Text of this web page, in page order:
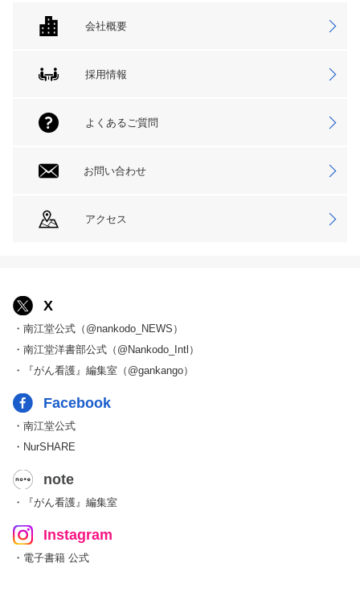
会社概要
採用情報
よくあるご質問
お問い合わせ
アクセス
X
・南江堂公式（@nankodo_NEWS）
・南江堂洋書部公式（@Nankodo_Intl）
・『がん看護』編集室（@gankango）
Facebook
・南江堂公式
・NurSHARE
note
・『がん看護』編集室
Instagram
・電子書籍 公式